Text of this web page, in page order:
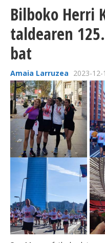
Bilboko Herri
taldearen
bat
Amaia Larruzea 2023-12-